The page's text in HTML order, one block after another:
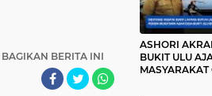
BAGIKAN BERITA INI
ASHORI
BUKIT ULU
MASYARAKAT